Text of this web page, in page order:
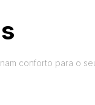
conforto para o